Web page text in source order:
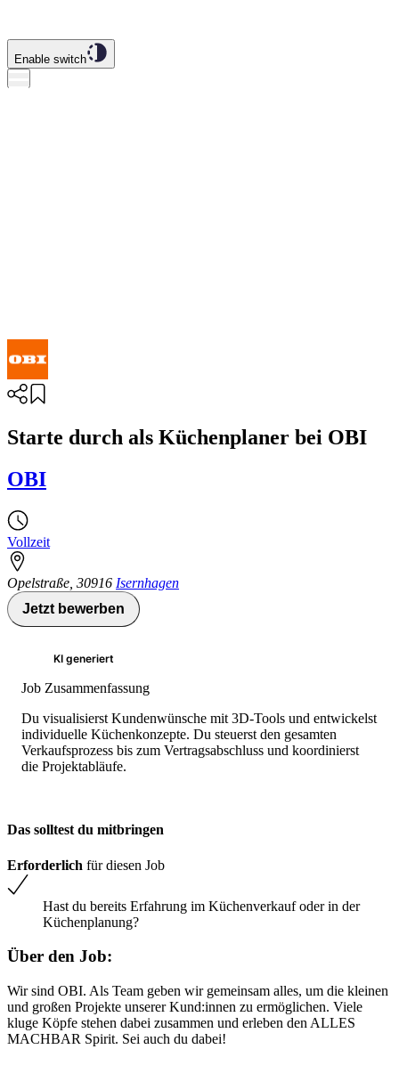
Enable switch
Starte durch als Küchenplaner bei OBI
OBI
Vollzeit
Opelstraße 30916 Isernhagen
Jetzt bewerben
KI generiert
Job Zusammenfassung
Du visualisierst Kundenwünsche mit 3D-Tools und entwickelst
individuelle Küchenkonzepte. Du steuerst den gesamten
Verkaufsprozess bis zum Vertragsabschluss und koordinierst
die Projektabläufe.
Das solltest du mitbringen
Erforderlich für diesen Job
Hast du bereits Erfahrung im Küchenverkauf oder in der
Küchenplanung?
Über den Job:
Wir sind OBI. Als Team geben wir gemeinsam alles, um die kleinen
und großen Projekte unserer Kund:innen zu ermöglichen. Viele
kluge Köpfe stehen dabei zusammen und erleben den ALLES
MACHBAR Spirit. Sei auch du dabei!